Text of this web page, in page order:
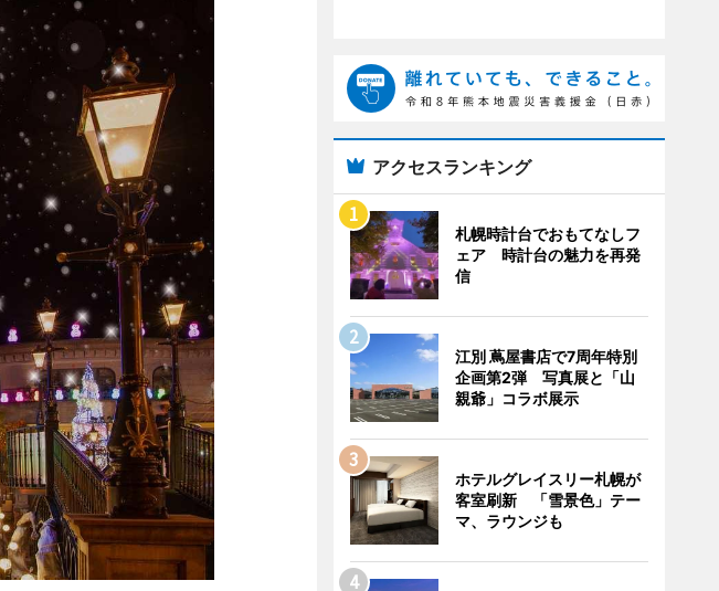
アクセスランキング
札幌時計台でおもてなしフ
ェア 時計台の魅力を再発
信
江別 蔦屋書店で7周年特別
企画第2弾 写真展と「山
親爺」コラボ展示
ホテルグレイスリー札幌が
客室刷新 「雪景色」テー
マ、ラウンジも